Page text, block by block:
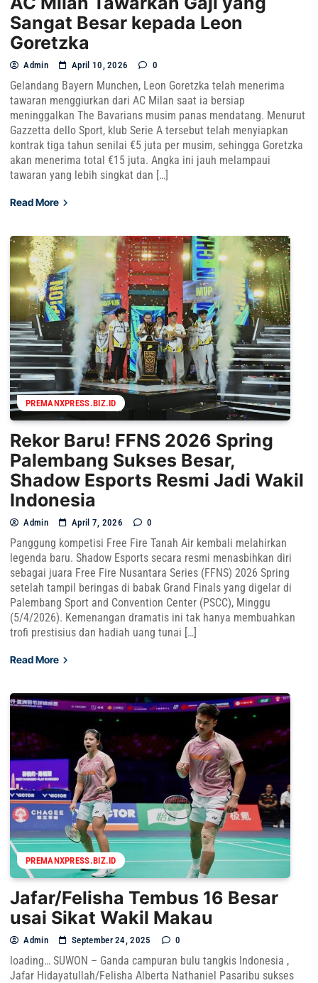
Sangat Besar kepada Leon
Goretzka
Admin April 10, 2026 0
Gelandang Bayern Munchen, Leon Goretzka telah menerima
tawaran menggiurkan dari AC Milan saat ia bersiap
meninggalkan The Bavarians musim panas mendatang. Menurut
Gazzetta dello Sport, klub Serie A tersebut telah menyiapkan
kontrak tiga tahun senilai €5 juta per musim, sehingga Goretzka
akan menerima total €15 juta. Angka ini jauh melampaui
tawaran yang lebih singkat dan […]
Read More
PREMANXPRESS.BIZ.ID
Rekor Baru! FFNS 2026 Spring
Palembang Sukses Besar,
Shadow Esports Resmi Jadi Wakil
Indonesia
Admin April 7, 2026 0
Panggung kompetisi Free Fire Tanah Air kembali melahirkan
legenda baru. Shadow Esports secara resmi menasbihkan diri
sebagai juara Free Fire Nusantara Series (FFNS) 2026 Spring
setelah tampil beringas di babak Grand Finals yang digelar di
Palembang Sport and Convention Center (PSCC), Minggu
(5/4/2026). Kemenangan dramatis ini tak hanya membuahkan
trofi prestisius dan hadiah uang tunai […]
Read More
PREMANXPRESS.BIZ.ID
Jafar/Felisha Tembus 16 Besar
usai Sikat Wakil Makau
Admin September 24, 2025 0
loading… SUWON – Ganda campuran bulu tangkis Indonesia ,
Jafar Hidayatullah/Felisha Alberta Nathaniel Pasaribu sukses